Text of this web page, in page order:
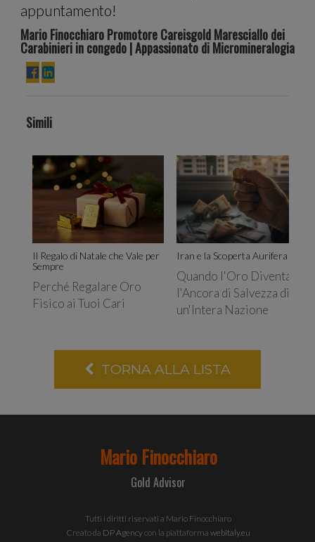
appuntamento!
Mario Finocchiaro Promotore Careisgold Maresciallo dei
Carabinieri in congedo | Appassionato di Micromineralogia
Simili
Il Regalo di Natale che Vale per
Sempre
Perché Regalare Oro
Fisico ai Tuoi Cari
Iran e la Scoperta Aurifera
Quando l'Oro Diventa
l'Ancora di Salvezza di
un'Intera Nazione
TORNA ALLA LISTA